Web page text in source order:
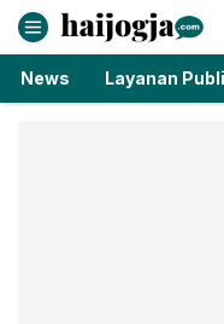
haijogja.com
Berita Jogja
News Layanan